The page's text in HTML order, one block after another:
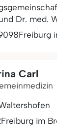
Dr. med.
Freiburg
Carl
Freiburg im